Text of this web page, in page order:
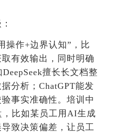
操作+边界认知”，比
有效输出，同时明确
擅长长文档整
分析；ChatGPT能发
事实准确性。培训中
比如某员工用AI生成
致决策偏差，让员工